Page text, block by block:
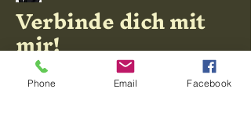
Verbinde dich mit
mir!
Phone Email Facebook